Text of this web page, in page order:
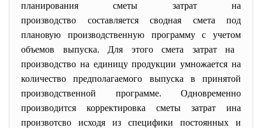
планирования сметы затрат на
производство составляется сводная смета под
плановую производственную программу с учетом
объемов выпуска. Для этогосмета затрат на
производство на единицу продукции умножается на
количествопредполагаемого выпуска в принятой
производственной программе. Одновременно
производится корректировка сметы затрат ина
произвотсво исходя из специфики постоянных и